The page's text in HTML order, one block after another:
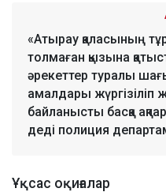
«Атырау қаласының
толмаған қызына
әрекеттер туралы
амалдары жүргізіліп
байланысты басқа
деді полиция
Ұқсас оқиғалар